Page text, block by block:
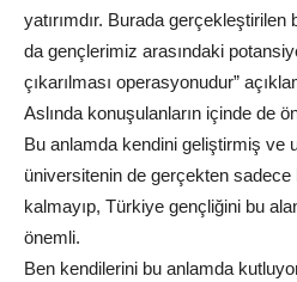
yatırımdır. Burada
da gençlerimiz arasındaki
çıkarılması operasyonudur”
Aslında konuşulanların içinde de
Bu anlamda kendini geliştirmiş ve
üniversitenin de gerçekten sadece
kalmayıp, Türkiye gençliğini bu
önemli.
Ben kendilerini bu anlamda